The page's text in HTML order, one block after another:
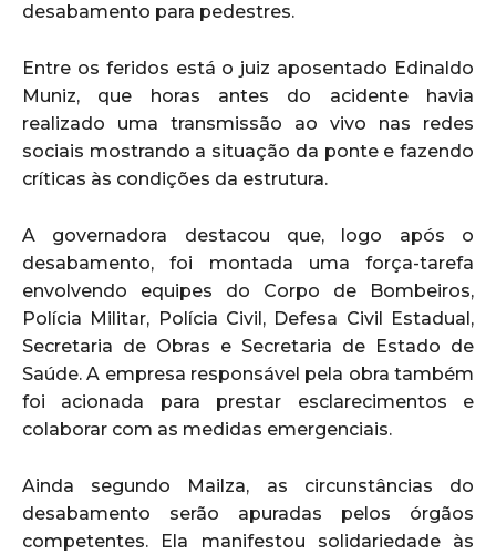
desabamento para pedestres.
Entre os feridos está o juiz aposentado Edinaldo
Muniz, que horas antes do acidente havia
realizado uma transmissão ao vivo nas redes
sociais mostrando a situação da ponte e fazendo
críticas às condições da estrutura.
A governadora destacou que, logo após o
desabamento, foi montada uma força-tarefa
envolvendo equipes do Corpo de Bombeiros,
Polícia Militar, Polícia Civil, Defesa Civil Estadual,
Secretaria de Obras e Secretaria de Estado de
Saúde. A empresa responsável pela obra também
foi acionada para prestar esclarecimentos e
colaborar com as medidas emergenciais.
Ainda segundo Mailza, as circunstâncias do
desabamento serão apuradas pelos órgãos
competentes. Ela manifestou solidariedade às